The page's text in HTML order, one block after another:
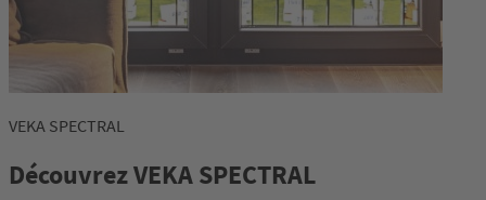
VEKA SPECTRAL
Découvrez VEKA SPECTRAL